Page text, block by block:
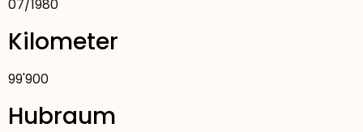
07/1980
Kilometer
99'900
Hubraum